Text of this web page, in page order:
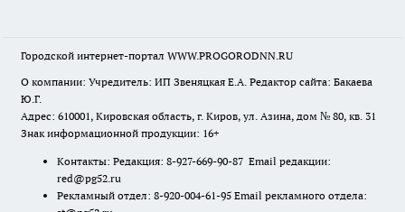
Городской интернет-портал WWW.PROGORODNN.RU
О компании: Учредитель: ИП Звеняцкая Е.А. Редактор сайта: Бакаева
Ю.Г.
Адрес: 610001, Кировская область, г. Киров, ул. Азина, дом № 80, кв. 31
Знак информационной продукции: 16+
Контакты: Редакция: 8-927-669-90-87 Email редакции:
red@pg52.ru
Рекламный отдел: 8-920-004-61-95 Email рекламного отдела: